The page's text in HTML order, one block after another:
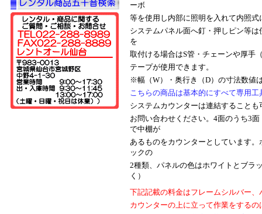
ーボ
等を使用し内部に照明を入れて内照
システムパネル面へ釘・押しピン等
を
取付ける場合はS管・チェーンや厚手
テープが使用できます。
※幅（W）・奥行き（D）の寸法数値
こちらの商品は基本的にすべて専用
システムカウンターは連結すること
お問い合わせください。4面のうち3
で中棚が
あるものをカウンターとしています
ックの
2種類、パネルの色はホワイトとブラ
く）
下記記載の料金はフレームシルバー
カウンターの上に立って作業をする